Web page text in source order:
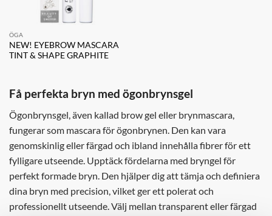
ÖGA
NEW! EYEBROW MASCARA
TINT & SHAPE GRAPHITE
Få perfekta bryn med ögonbrynsgel
Ögonbrynsgel, även kallad brow gel eller brynmascara,
fungerar som mascara för ögonbrynen. Den kan vara
genomskinlig eller färgad och ibland innehålla fibrer för ett
fylligare utseende. Upptäck fördelarna med bryngel för
perfekt formade bryn. Den hjälper dig att tämja och definiera
dina bryn med precision, vilket ger ett polerat och
professionellt utseende. Välj mellan transparent eller färgad